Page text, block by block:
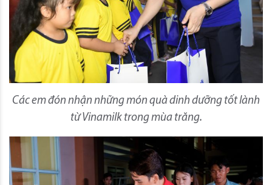
Các em đón nhận những món quà dinh dưỡng tốt lành
từ Vinamilk trong mùa trăng.